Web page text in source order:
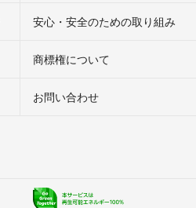
安心・安全のための取り組み
商標権について
お問い合わせ